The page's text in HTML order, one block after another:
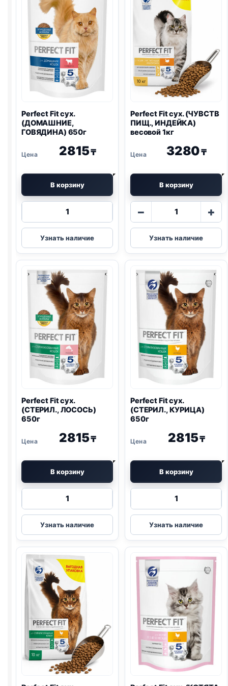
ИНДЕЙКА)
650г
190г
Perfect Fit сух.
(ДОМАШНИЕ,
ГОВЯДИНА) 650г
2815₸
В корзину
Количество
Perfect
Fit
сух.
ГОВЯДИНА)
650г
Узнать наличие
Perfect Fit сух. (ЧУВСТВ
ПИЩ., ИНДЕЙКА)
весовой 1кг
3280₸
В корзину
−
Количество
Perfect
Fit
сух.
ПИЩ.,
ИНДЕЙКА)
весовой
1кг
+
Узнать наличие
Perfect Fit сух.
(СТЕРИЛ., ЛОСОСЬ)
650г
2815₸
В корзину
Количество
Perfect
Fit
сух.
ЛОСОСЬ)
650г
Узнать наличие
Perfect Fit сух.
(СТЕРИЛ., КУРИЦА)
650г
2815₸
В корзину
Количество
Perfect
Fit
сух.
КУРИЦА)
Узнать наличие